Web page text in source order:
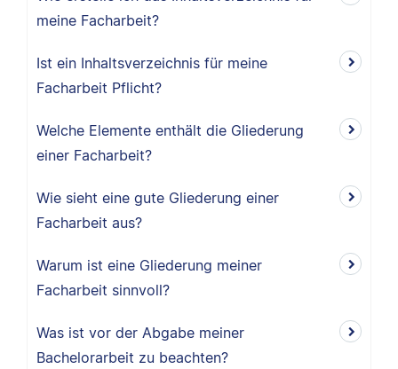
meine Facharbeit?
Ist ein Inhaltsverzeichnis für meine
Facharbeit Pflicht?
Welche Elemente enthält die Gliederung
einer Facharbeit?
Wie sieht eine gute Gliederung einer
Facharbeit aus?
Warum ist eine Gliederung meiner
Facharbeit sinnvoll?
Was ist vor der Abgabe meiner
Bachelorarbeit zu beachten?